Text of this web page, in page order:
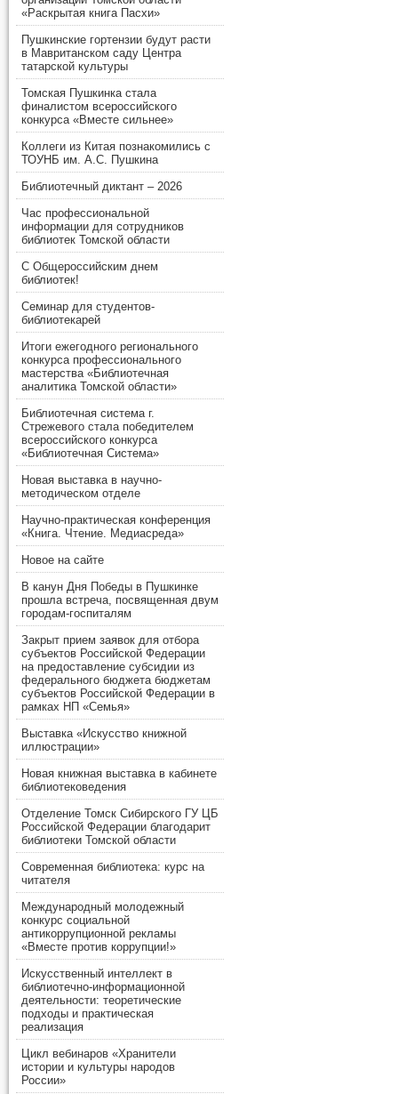
«Раскрытая книга Пасхи»
Пушкинские гортензии будут расти
в Мавританском саду Центра
татарской культуры
Томская Пушкинка стала
финалистом всероссийского
конкурса «Вместе сильнее»
Коллеги из Китая познакомились с
ТОУНБ им. А.С. Пушкина
Библиотечный диктант – 2026
Час профессиональной
информации для сотрудников
библиотек Томской области
С Общероссийским днем
библиотек!
Семинар для студентов-
библиотекарей
Итоги ежегодного регионального
конкурса профессионального
мастерства «Библиотечная
аналитика Томской области»
Библиотечная система г.
Стрежевого стала победителем
всероссийского конкурса
«Библиотечная Система»
Новая выставка в научно-
методическом отделе
Научно-практическая конференция
«Книга. Чтение. Медиасреда»
Новое на сайте
В канун Дня Победы в Пушкинке
прошла встреча, посвященная двум
городам-госпиталям
Закрыт прием заявок для отбора
субъектов Российской Федерации
на предоставление субсидии из
федерального бюджета бюджетам
субъектов Российской Федерации в
рамках НП «Семья»
Выставка «Искусство книжной
иллюстрации»
Новая книжная выставка в кабинете
библиотековедения
Отделение Томск Сибирского ГУ ЦБ
Российской Федерации благодарит
библиотеки Томской области
Современная библиотека: курс на
читателя
Международный молодежный
конкурс социальной
антикоррупционной рекламы
«Вместе против коррупции!»
Искусственный интеллект в
библиотечно-информационной
деятельности: теоретические
подходы и практическая
реализация
Цикл вебинаров «Хранители
истории и культуры народов
России»